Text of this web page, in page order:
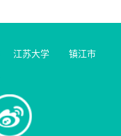
江苏大学
镇江市